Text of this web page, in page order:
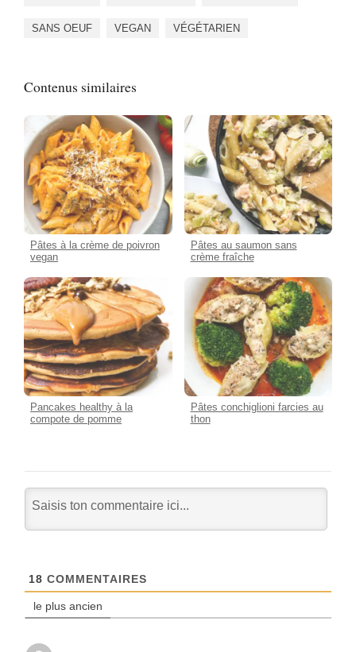
SANS OEUF VEGAN VÉGÉTARIEN
Contenus similaires
Pâtes à la crème de poivron
vegan
Pâtes au saumon sans
crème fraîche
Pancakes healthy à la
compote de pomme
Pâtes conchiglioni farcies au
thon
18 COMMENTAIRES
le plus ancien